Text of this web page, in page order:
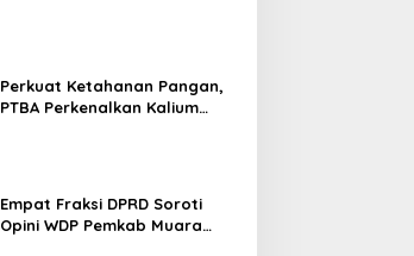
Perkuat Ketahanan Pangan,
PTBA Perkenalkan Kalium
Empat Fraksi DPRD Soroti
Opini WDP Pemkab Muara